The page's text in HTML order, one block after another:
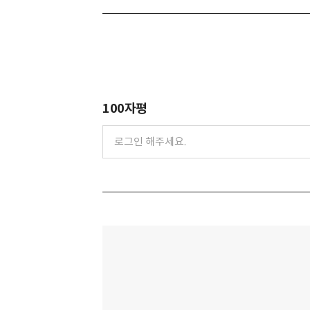
100자평